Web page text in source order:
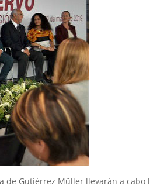
de Gutiérrez Müller llevarán a cabo